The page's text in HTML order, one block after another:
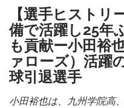
【選手ヒストリ
備で活躍し25年
も貢献ー小田裕
ァローズ）活躍
球引退選手
小田裕也は、九州学院高